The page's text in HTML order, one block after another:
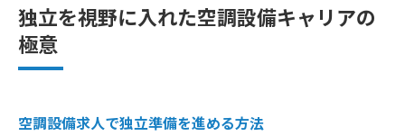
独立を視野に入れた空調設備キャリアの
極意
空調設備求人で独立準備を進める方法